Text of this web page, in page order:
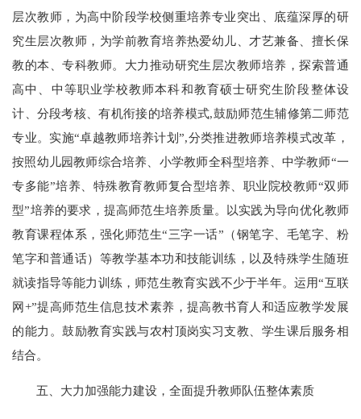
层次教师，为高中阶段学校侧重培养专业突出、底蕴深厚的研
究生层次教师，为学前教育培养热爱幼儿、才艺兼备、擅长保
教的本、专科教师。大力推动研究生层次教师培养，探索普通
高中、中等职业学校教师本科和教育硕士研究生阶段整体设
计、分段考核、有机衔接的培养模式,鼓励师范生辅修第二师范
专业。实施“卓越教师培养计划”,分类推进教师培养模式改革，
按照幼儿园教师综合培养、小学教师全科型培养、中学教师“一
专多能”培养、特殊教育教师复合型培养、职业院校教师“双师
型”培养的要求，提高师范生培养质量。以实践为导向优化教师
教育课程体系，强化师范生“三字一话”（钢笔字、毛笔字、粉
笔字和普通话）等教学基本功和技能训练，以及特殊学生随班
就读指导等能力训练，师范生教育实践不少于半年。运用“互联
网+”提高师范生信息技术素养，提高教书育人和适应教学发展
的能力。鼓励教育实践与农村顶岗实习支教、学生课后服务相
结合。
五、大力加强能力建设，全面提升教师队伍整体素质